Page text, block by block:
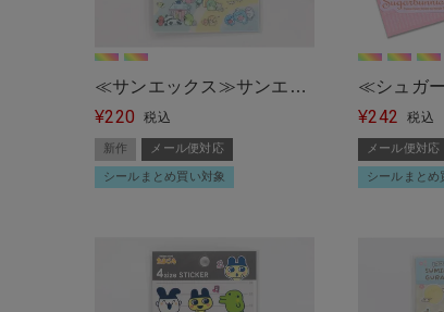
≪サンエックス≫サンエッ
クスユニバース/クリアシー
ル＜メール便対応＞
¥220 税込
新作 メール便対応
シールまとめ買い対象
≪シュガ
ーフステ
ール便対応
¥242 税込
メール便対応
シールまとめ